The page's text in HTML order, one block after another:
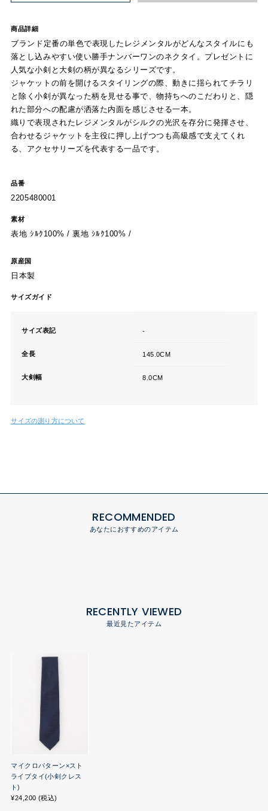
商品詳細
ブランド定番の単色で表現したレジメンタルがどんなスタイルにも
落とし込みやすい使い勝手ナンバーワンのネクタイ。プレゼントに
人気な小剣と大剣の柄が異なるシリーズです。
ジャケットの前を開けるスタイリングの際、動きに揺られてチラリ
と除く小剣が異なった柄を見せる事で、物持ちへのこだわりと、隠
れた部分への配慮が洒落た内面を感じさせる一本。
織りで表現されたレジメンタルがシルクの光沢を存分に発揮させ、
合わせるジャケットを主役に押し上げつつも高級感で支えてくれ
る、アクセサリーズを代表する一品です。
品番
2205480001
素材
表地 ｼﾙｸ100% / 裏地 ｼﾙｸ100% /
原産国
日本製
サイズガイド
サイズ表記 -
全長 145.0CM
大剣幅 8.0CM
サイズの測り方について
RECOMMENDED
あなたにおすすめのアイテム
RECENTLY VIEWED
最近見たアイテム
マイクロパターン×スト
ライプタイ(小剣クレス
ト)
¥24,200 (税込)